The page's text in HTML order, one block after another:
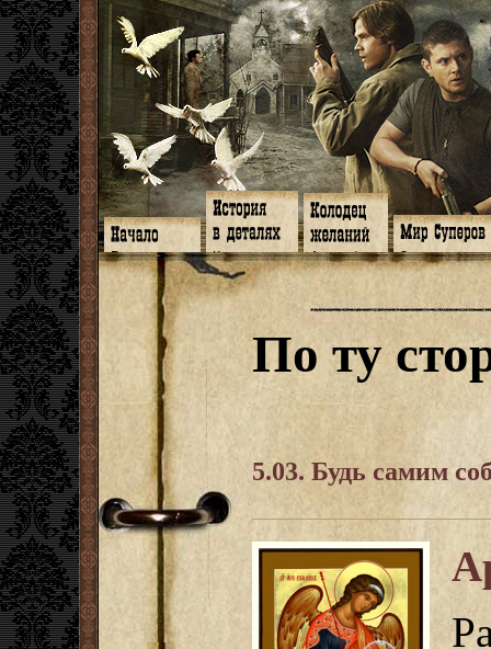
Главная
Программа
Форум
Facebook
Гостевая
Книги
Галереи
Музыка
Видео
Субтитры
Заметки
Мысли
Откровение
Арт-кафе
Игромания
Фанфики
Фанарт
Анекдоты
Передоз
Страшилки
Знакомство
Обитатели
Семейное
Дневник
СИЗО
Суперы от и
Дневник Джо
По ту
5.03. Будь самим
Р